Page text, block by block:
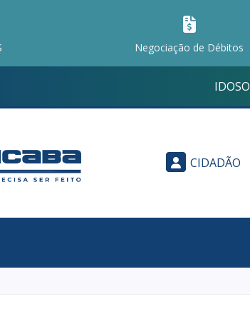
Negociação de Débitos
IDOSO
CIDADÃO